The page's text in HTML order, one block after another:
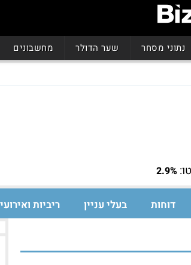
נתוני מסחר שער הדולר מחשבונים
2.9%
דוחות בעלי עניין ריביות